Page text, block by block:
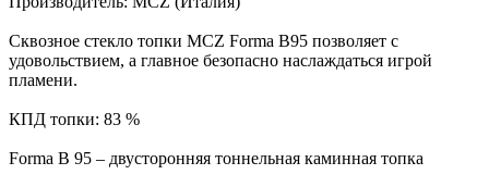
Сквозное стекло топки MCZ Forma B95 позволяет с
удовольствием, а главное безопасно наслаждаться игрой
пламени.
КПД топки: 83 %
Forma B 95 – двусторонняя тоннельная каминная топка